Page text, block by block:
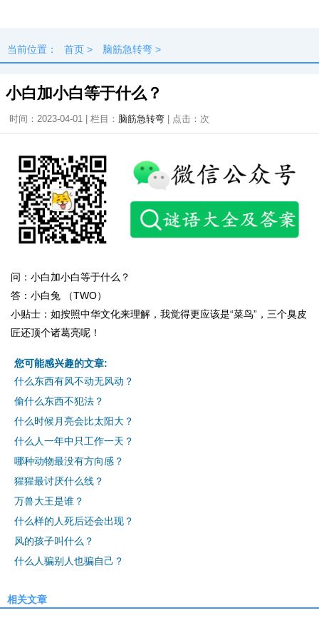
当前位置： 首页 > 脑筋急转弯 >
小白加小白等于什么？
时间：2023-04-01 | 栏目： 脑筋急转弯 | 点击： 次
问：小白加小白等于什么？
答：小白兔 （TWO）
小贴士：如按照中华文化来理解，我觉得更应该是“菜鸟”，三个臭皮
匠还顶个诸葛亮呢！
您可能感兴趣的文章:
什么东西有风不动无风动？
偷什么东西不犯法？
什么时候月亮会比太阳大？
什么人一年中只工作一天？
哪种动物最没有方向感？
猩猩最讨厌什么线？
万兽大王是谁？
什么样的人死后还会出现？
风的孩子叫什么？
什么人骗别人也骗自己？
相关文章